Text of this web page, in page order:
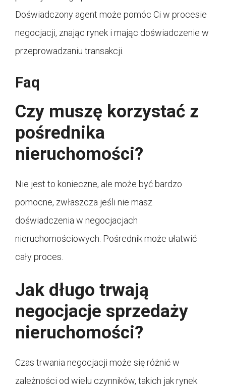
Doświadczony agent może pomóc Ci w procesie
negocjacji, znając rynek i mając doświadczenie w
przeprowadzaniu transakcji.
Faq
Czy muszę korzystać z
pośrednika
nieruchomości?
Nie jest to konieczne, ale może być bardzo
pomocne, zwłaszcza jeśli nie masz
doświadczenia w negocjacjach
nieruchomościowych. Pośrednik może ułatwić
cały proces.
Jak długo trwają
negocjacje sprzedaży
nieruchomości?
Czas trwania negocjacji może się różnić w
zależności od wielu czynników, takich jak rynek